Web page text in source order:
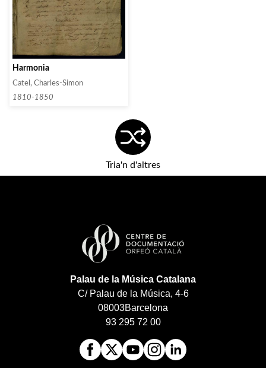
Harmonia
Catel, Charles-Simon
1810-1850
Tria'n d'altres
Palau de la Música Catalana
C/ Palau de la Música, 4-6
08003Barcelona
93 295 72 00